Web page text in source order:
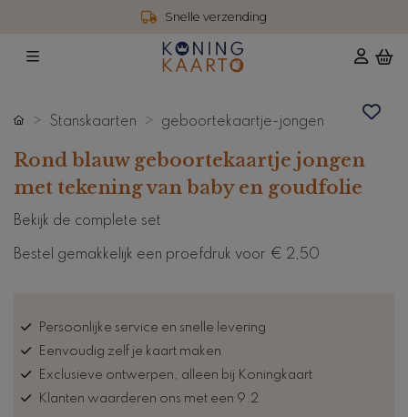
Snelle verzending
Stanskaarten geboortekaartje-jongen
Rond blauw geboortekaartje jongen
met tekening van baby en goudfolie
Bekijk de complete set
Bestel gemakkelijk een proefdruk voor € 2,50
Persoonlijke service en snelle levering
Eenvoudig zelf je kaart maken
Exclusieve ontwerpen, alleen bij Koningkaart
Klanten waarderen ons met een 9.2